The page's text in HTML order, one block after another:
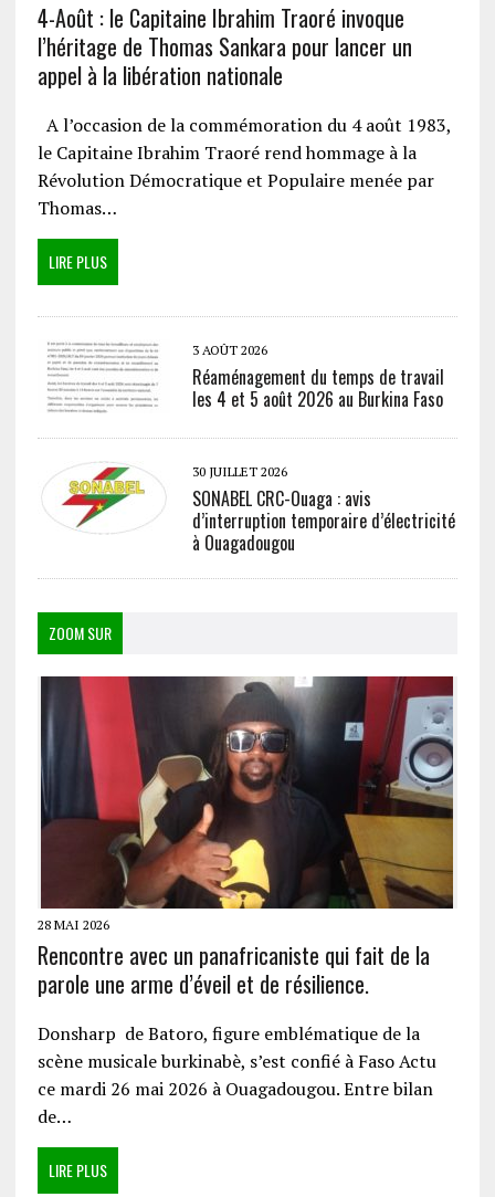
4-Août : le Capitaine Ibrahim Traoré invoque
l’héritage de Thomas Sankara pour lancer un
appel à la libération nationale
A l’occasion de la commémoration du 4 août 1983,
le Capitaine Ibrahim Traoré rend hommage à la
Révolution Démocratique et Populaire menée par
Thomas…
LIRE PLUS
3 AOÛT 2026
Réaménagement du temps de travail
les 4 et 5 août 2026 au Burkina Faso
30 JUILLET 2026
SONABEL CRC-Ouaga : avis
d’interruption temporaire d’électricité
à Ouagadougou
ZOOM SUR
28 MAI 2026
Rencontre avec un panafricaniste qui fait de la
parole une arme d’éveil et de résilience.
Donsharp de Batoro, figure emblématique de la
scène musicale burkinabè, s’est confié à Faso Actu
ce mardi 26 mai 2026 à Ouagadougou. Entre bilan
de…
LIRE PLUS